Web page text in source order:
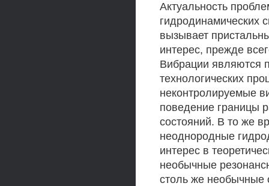
Актуальность
гидродинамических
вызывает
интерес, прежде
Вибрации являются
технологических
неконтролируемые
поведение границы
состояний. В то же
неоднородные
интерес в
необычные
столь же необычные